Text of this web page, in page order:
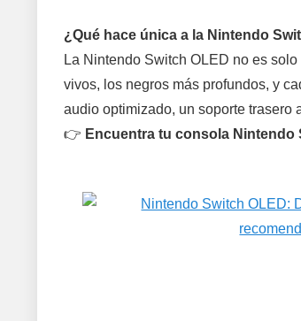
¿Qué hace única a la Nintendo
La Nintendo Switch OLED no es
vivos, los negros más profundos, y
audio optimizado, un soporte trasero
👉 Encuentra tu consola Nintendo